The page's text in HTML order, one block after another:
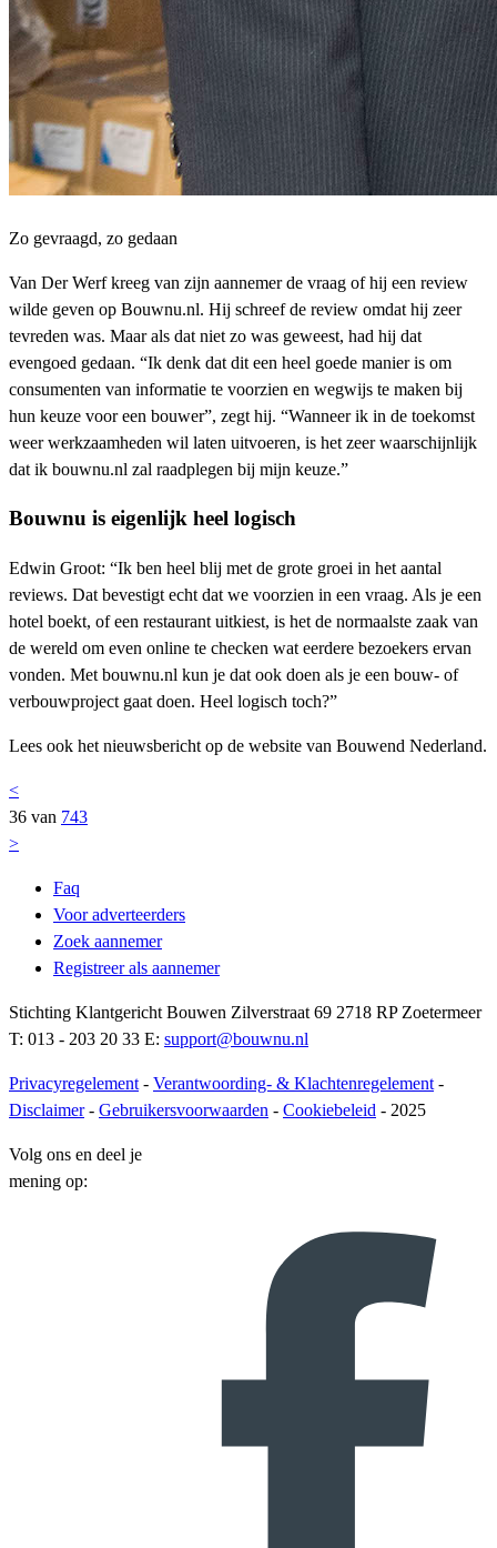
Zo gevraagd, zo gedaan
Van Der Werf kreeg van zijn aannemer de vraag of hij een review
wilde geven op Bouwnu.nl. Hij schreef de review omdat hij zeer
tevreden was. Maar als dat niet zo was geweest, had hij dat
evengoed gedaan. “Ik denk dat dit een heel goede manier is om
consumenten van informatie te voorzien en wegwijs te maken bij
hun keuze voor een bouwer”, zegt hij. “Wanneer ik in de toekomst
weer werkzaamheden wil laten uitvoeren, is het zeer waarschijnlijk
dat ik bouwnu.nl zal raadplegen bij mijn keuze.”
Bouwnu is eigenlijk heel logisch
Edwin Groot: “Ik ben heel blij met de grote groei in het aantal
reviews. Dat bevestigt echt dat we voorzien in een vraag. Als je een
hotel boekt, of een restaurant uitkiest, is het de normaalste zaak van
de wereld om even online te checken wat eerdere bezoekers ervan
vonden. Met bouwnu.nl kun je dat ook doen als je een bouw- of
verbouwproject gaat doen. Heel logisch toch?”
Lees ook het nieuwsbericht op de website van Bouwend Nederland.
<
36 van 743
>
Faq
Voor adverteerders
Zoek aannemer
Registreer als aannemer
Stichting Klantgericht Bouwen Zilverstraat 69 2718 RP Zoetermeer
T: 013 - 203 20 33 E: support@bouwnu.nl
Privacyregelement - Verantwoording- & Klachtenregelement -
Disclaimer- Gebruikersvoorwaarden - Cookiebeleid - 2025
Volg ons en deel je
mening op: